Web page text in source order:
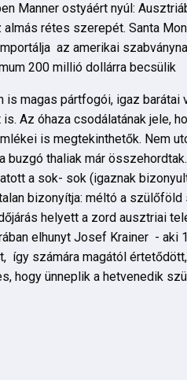
Manner ostyáért nyúl:
rétes szerepét. Santa
az amerikai
200 millió dollárra becsülik
magas pártfogói, igaz barátai
Az óhaza csodálatának jele,
is megtekinthetők. Nem
thaliak már
a sok- sok (igaznak
bizonyítja: méltó a
helyett a zord ausztriai
elhunyt Josef Krainer -
számára magától
hogy ünneplik a hetvenedik